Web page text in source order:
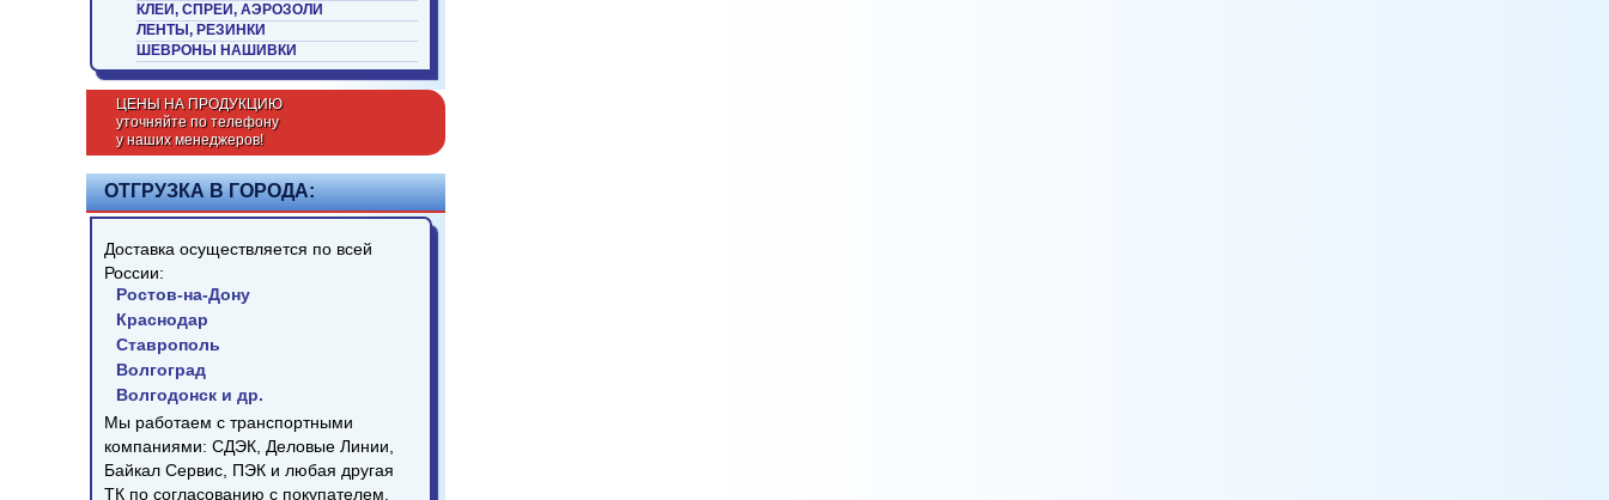
КЛЕИ, СПРЕИ, АЭРОЗОЛИ
ЛЕНТЫ, РЕЗИНКИ
ШЕВРОНЫ НАШИВКИ
ЦЕНЫ НА ПРОДУКЦИЮ
уточняйте по телефону
у наших менеджеров!
ОТГРУЗКА В ГОРОДА:
Доставка осуществляется по всей
России:
Ростов-на-Дону
Краснодар
Ставрополь
Волгоград
Волгодонск и др.
Мы работаем с транспортными
компаниями: СДЭК, Деловые Линии,
Байкал Сервис, ПЭК и любая другая
ТК по согласованию с покупателем.